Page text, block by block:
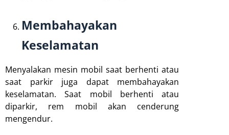
Membahayakan
Keselamatan
Menyalakan mesin mobil saat berhenti atau
saat parkir juga dapat membahayakan
keselamatan. Saat mobil berhenti atau
diparkir, rem mobil akan cenderung
mengendur.